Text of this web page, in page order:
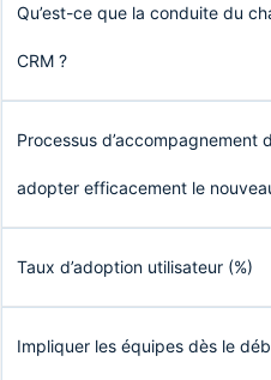
Qu’est-ce que la conduite du
CRM ?
Processus d’accompagnement
adopter efficacement le
Taux d’adoption utilisateur (%)
Impliquer les équipes dès le